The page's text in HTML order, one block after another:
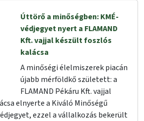
Úttörő a minőségben: KMÉ-
védjegyet nyert a FLAMAND
Kft. vajjal készült foszlós
kalácsa
A minőségi élelmiszerek piacán
újabb mérföldkő született: a
FLAMAND Pékáru Kft. vajjal
elnyerte a Kiváló Minőségű
ezzel a vállalkozás bekerült